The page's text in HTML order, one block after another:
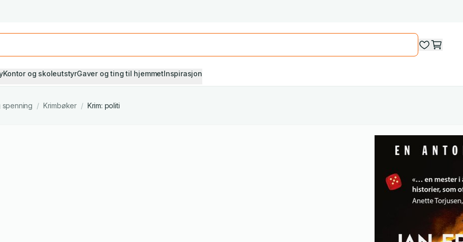
Kontor og skoleutstyrGaver og ting til hjemmetInspirasjon
spenning / Krimbøker / Krim: politi